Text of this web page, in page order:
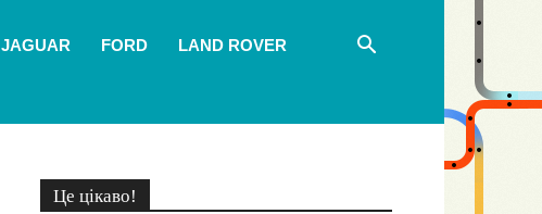
JAGUAR FORD LAND ROVER
Це цікаво!